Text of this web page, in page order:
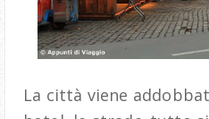
La città viene